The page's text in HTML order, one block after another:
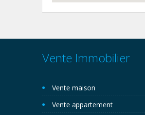
Vente Immobilier
Vente maison
Vente appartement